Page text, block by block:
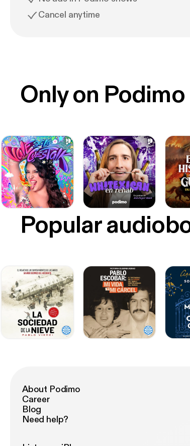
Cancel anytime
Only on Podimo
Popular
About Podimo
Career
Blog
Need help?